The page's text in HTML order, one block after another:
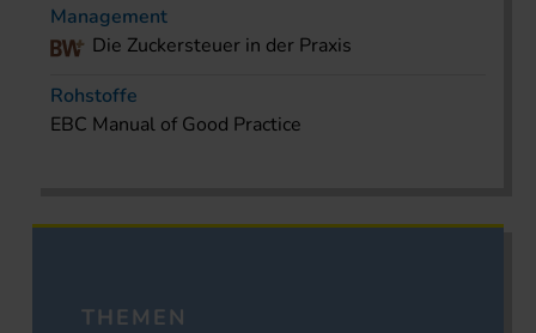
Management
Die Zuckersteuer in der Praxis
Rohstoffe
EBC Manual of Good Practice
THEMEN